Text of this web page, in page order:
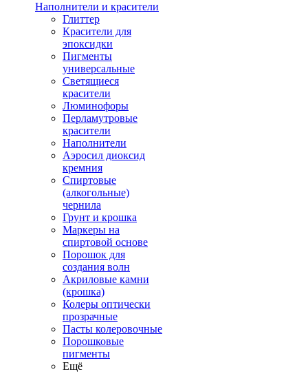
Наполнители и красители
Глиттер
Красители для
эпоксидки
Пигменты
универсальные
Светящиеся
красители
Люминофоры
Перламутровые
красители
Наполнители
Аэросил диоксид
кремния
Спиртовые
(алкогольные)
чернила
Грунт и крошка
Маркеры на
спиртовой основе
Порошок для
создания волн
Акриловые камни
(крошка)
Колеры оптически
прозрачные
Пасты колеровочные
Порошковые
пигменты
Ещё